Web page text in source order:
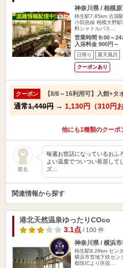
神奈川県 / 相模
柿生駅7.85km 古淵
小田急線 相模大野
料シャトルバス…
営業時間 9:00～
入浴料金 900円～
日帰り 露天風呂
クーポンあり
クーポン 【8/8～16利用可】入館+
通常1,440円 → 1,130円（310円お
他にも1種類のクーポ
匿名
毎週お世話になっているおふ
よい温度でついつい長居して
ズ…
関連情報から探す
港北天然温泉ゆったりCOco
3.1点/ 100 件
神奈川県 / 横浜
柿生駅8.28km セン
横浜市営地下鉄セン
都筑ICより区役…